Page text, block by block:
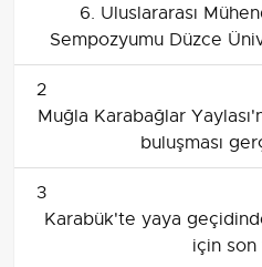
6. Uluslararası
Sempozyumu Düzce
2
Muğla Karabağlar
buluşması
3
Karabük'te yaya
için son